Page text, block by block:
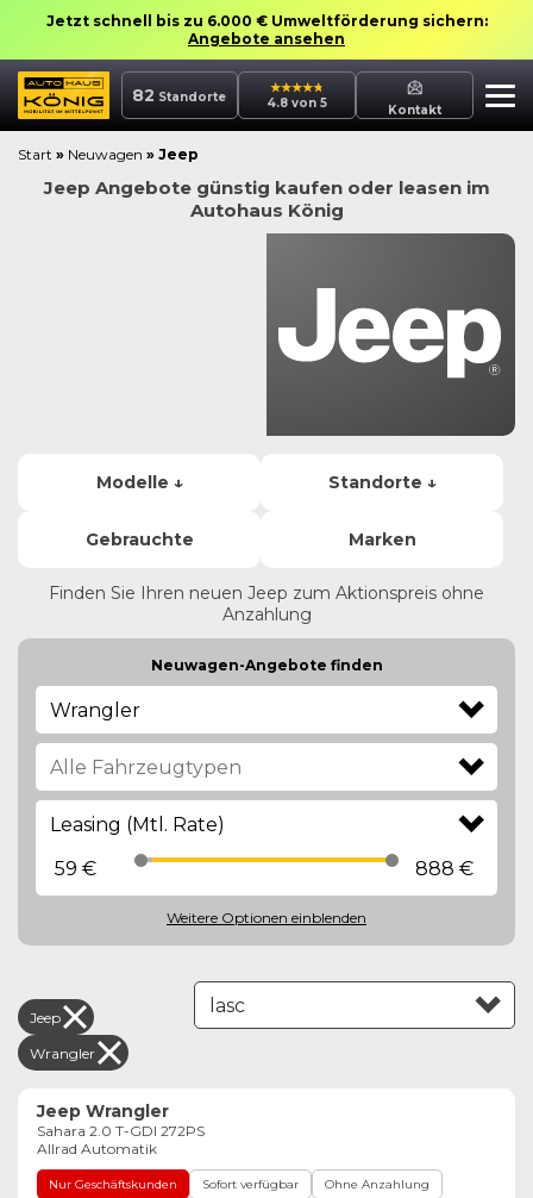
Jetzt schnell bis zu 6.000 € Umweltförderung sichern:
Angebote ansehen
82 Standorte 4.8 von 5 Kontakt
Start » Neuwagen » Jeep
Jeep Angebote günstig kaufen oder leasen im
Autohaus König
Modelle ↓ Standorte ↓
Gebrauchte Marken
Finden Sie Ihren neuen Jeep zum Aktionspreis ohne
Anzahlung
Neuwagen-Angebote finden
Wrangler
Leasing (Mtl. Rate)
59 €
888 €
Weitere Optionen einblenden
Jeep
Wrangler
Leasing aufsteigend
Jeep Wrangler
Sahara 2.0 T-GDI 272PS
Allrad Automatik
Nur Geschäftskunden Sofort verfügbar Ohne Anzahlung